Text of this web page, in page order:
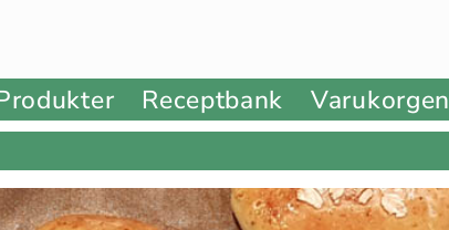
Receptbank Varukorgen